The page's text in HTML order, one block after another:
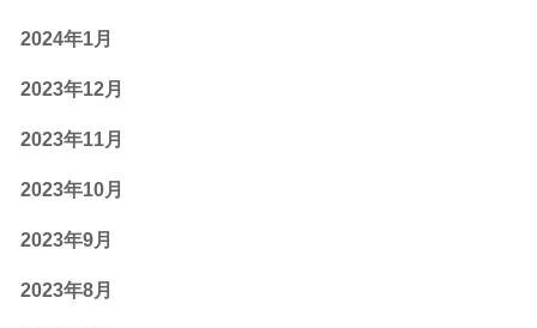
2024年1月
2023年12月
2023年11月
2023年10月
2023年9月
2023年8月